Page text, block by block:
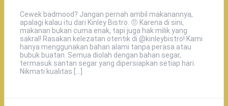
Cewek badmood? Jangan pernah ambil makanannya,
apalagi kalau itu dari Kinley Bistro. 🤨 Karena di sini,
makanan bukan cuma enak, tapi juga hak milik yang
sakral! Rasakan kelezatan otentik di @kinleybistro! Kami
hanya menggunakan bahan alami tanpa perasa atau
bubuk buatan. Semua diolah dengan bahan segar,
termasuk santan segar yang dipersiapkan setiap hari.
Nikmati kualitas […]